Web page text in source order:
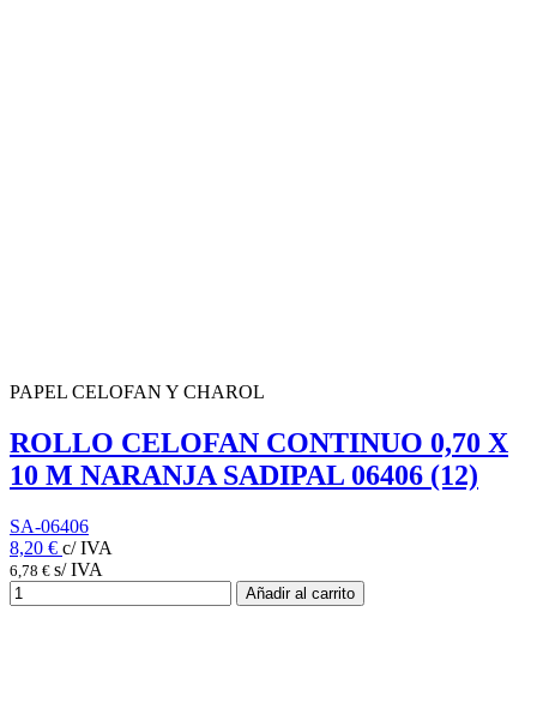
PAPEL CELOFAN Y CHAROL
ROLLO CELOFAN CONTINUO 0,70 X
10 M NARANJA SADIPAL 06406 (12)
SA-06406
8,20 € c/ IVA
6,78 € s/ IVA
Añadir al carrito